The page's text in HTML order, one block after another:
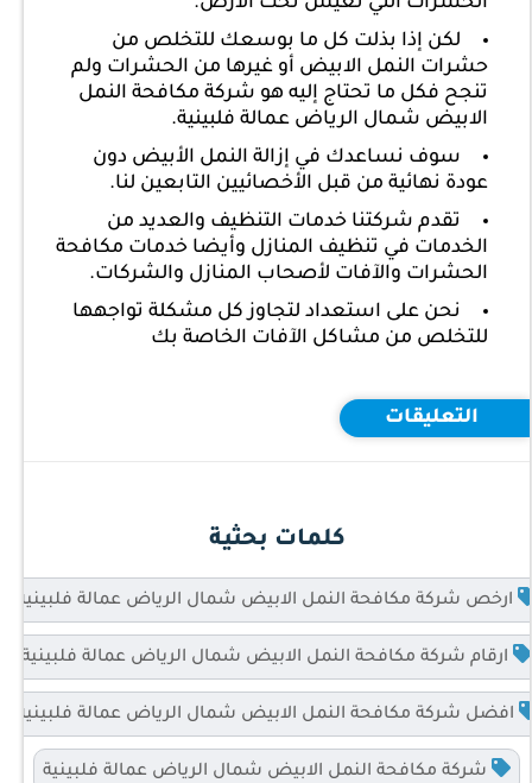
لكن إذا بذلت كل ما بوسعك للتخلص من
حشرات النمل الابيض أو غيرها من الحشرات ولم
تنجح فكل ما تحتاج إليه هو ‎شركة مكافحة النمل
الابيض شمال الرياض عمالة فلبينية.
سوف نساعدك في إزالة النمل الأبيض دون
عودة نهائية من قبل الأخصائيين التابعين لنا.
تقدم شركتنا خدمات التنظيف والعديد من
الخدمات في تنظيف المنازل وأيضا خدمات مكافحة
الحشرات والآفات لأصحاب المنازل والشركات.
نحن على استعداد لتجاوز كل مشكلة تواجهها
للتخلص من مشاكل الآفات الخاصة بك
التعليقات
كلمات بحثية
ارخص شركة مكافحة النمل الابيض شمال الرياض عمالة فلبينية
ارقام شركة مكافحة النمل الابيض شمال الرياض عمالة فلبينية
افضل شركة مكافحة النمل الابيض شمال الرياض عمالة فلبينية
شركة مكافحة النمل الابيض شمال الرياض عمالة فلبينية